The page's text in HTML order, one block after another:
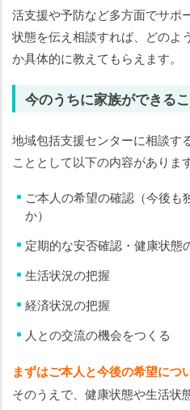
活支援や予防など多方面でサポ
状態を伝え相談すれば、どのよ
か具体的に教えてもらえます。
今のうちに家族ができる
地域包括支援センターに相談す
こととして以下の内容があります
ご本人の希望の確認（今後も
か）
定期的な安否確認・健康状態
生活状況の把握
経済状況の把握
人との交流の機会をつくる
まずはご本人と今後の希望につ
そのうえで、健康状態や生活状